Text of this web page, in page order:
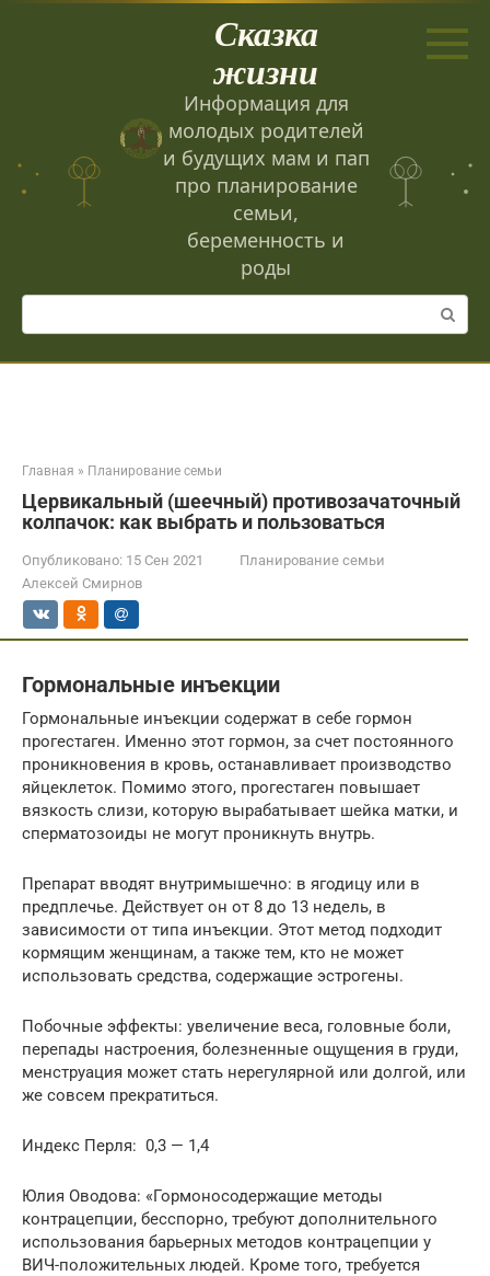
Сказка
жизни
Информация для
молодых родителей
и будущих мам и пап
про планирование
семьи,
беременность и
роды
Поиск:
Главная » Планирование семьи
Цервикальный (шеечный) противозачаточный
колпачок: как выбрать и пользоваться
Опубликовано: 15 Сен 2021
Планирование семьи
Алексей Смирнов
Гормональные инъекции
Гормональные инъекции содержат в себе гормон
прогестаген. Именно этот гормон, за счет постоянного
проникновения в кровь, останавливает производство
яйцеклеток. Помимо этого, прогестаген повышает
вязкость слизи, которую вырабатывает шейка матки, и
сперматозоиды не могут проникнуть внутрь.
Препарат вводят внутримышечно: в ягодицу или в
предплечье. Действует он от 8 до 13 недель, в
зависимости от типа инъекции. Этот метод подходит
кормящим женщинам, а также тем, кто не может
использовать средства, содержащие эстрогены.
Побочные эффекты: увеличение веса, головные боли,
перепады настроения, болезненные ощущения в груди,
менструация может стать нерегулярной или долгой, или
же совсем прекратиться.
Индекс Перля: 0,3 — 1,4
Юлия Оводова: «Гормоносодержащие методы
контрацепции, бесспорно, требуют дополнительного
использования барьерных методов контрацепции у
ВИЧ-положительных людей. Кроме того, требуется